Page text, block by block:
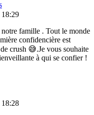
18:29
famille . Tout le monde
confidencière est
crush 😅.Je vous souhaite
à qui se confier !
18:28